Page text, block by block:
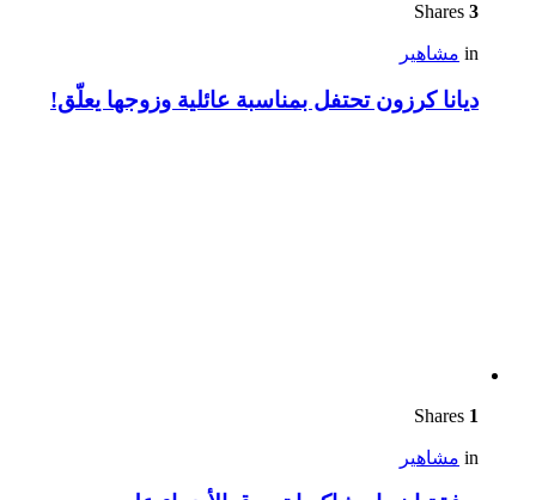
3
in مشاهير
ديانا كرزون تحتفل بمناسبة عائلية وزوجها يعلّق!
1
in مشاهير